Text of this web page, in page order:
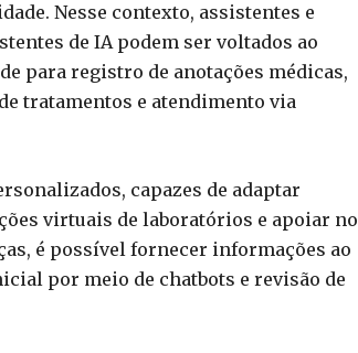
Nesse contexto, assistentes e
de IA podem ser voltados ao
para registro de anotações médicas,
tratamentos e atendimento via
capazes de adaptar
virtuais de laboratórios e apoiar no
é possível fornecer informações ao
por meio de chatbots e revisão de